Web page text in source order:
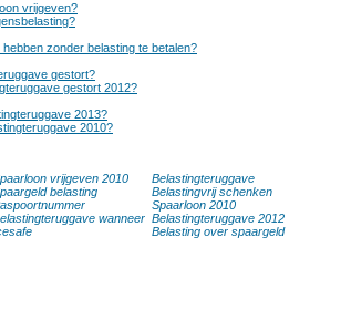
vrijgeven?
zonder belasting te betalen?
gestort?
gestort 2012?
2013?
2010?
vrijgeven 2010
Belastingteruggave
belasting
Belastingvrij schenken
Spaarloon 2010
wanneer Belastingteruggave 2012
Belasting over spaargeld